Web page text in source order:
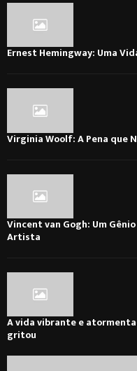
Ernest Hemingway: Uma
Virginia Woolf: A Pena que
Vincent van Gogh: Um
Artista
A vida vibrante e
gritou